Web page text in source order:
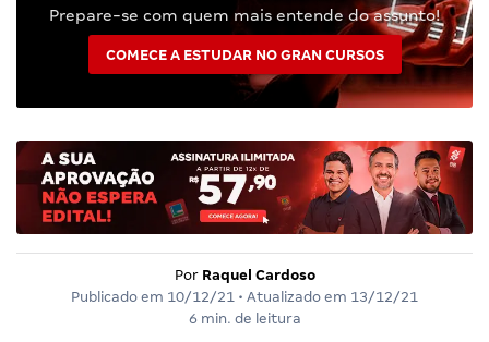
Prepare-se com quem mais entende do assunto!
COMECE A ESTUDAR NO GRAN CURSOS
Por Raquel Cardoso
Publicado em 10/12/21 • Atualizado em 13/12/21
6 min. de leitura